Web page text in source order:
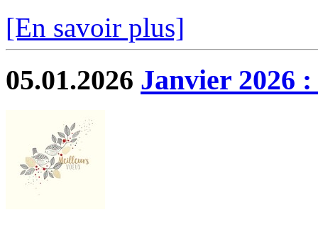
[En savoir plus]
05.01.2026 Janvier 2026 :